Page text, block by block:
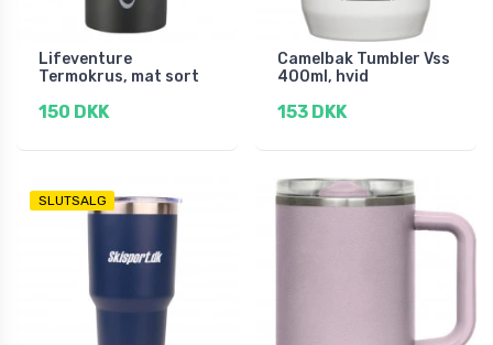
Lifeventure
Termokrus, mat sort
150 DKK
Camelbak Tumbler Vss
400ml, hvid
153 DKK
SLUTSALG